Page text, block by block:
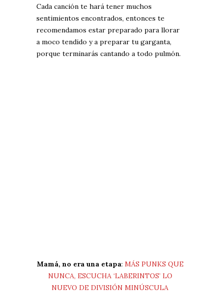
Cada canción te hará tener muchos
sentimientos encontrados, entonces te
recomendamos estar preparado para llorar
a moco tendido y a preparar tu garganta,
porque terminarás cantando a todo pulmón.
Mamá, no era una etapa: MÁS PUNKS QUE
NUNCA, ESCUCHA ‘LABERINTOS’ LO
NUEVO DE DIVISIÓN MINÚSCULA